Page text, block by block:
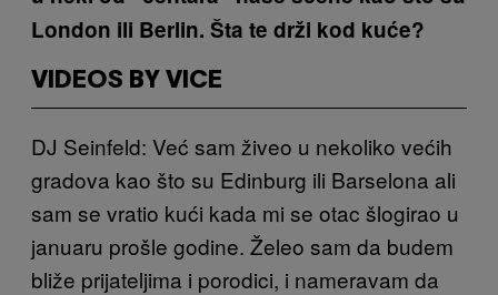
London ili Berlin. Šta te drži kod kuće?
VIDEOS BY VICE
DJ Seinfeld: Već sam živeo u nekoliko većih
gradova kao što su Edinburg ili Barselona ali
sam se vratio kući kada mi se otac šlogirao u
januaru prošle godine. Želeo sam da budem
bliže prijateljima i porodici, i nameravam da